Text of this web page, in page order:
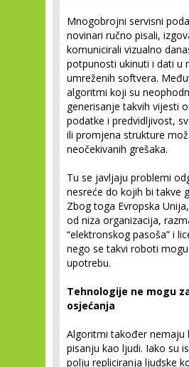
Mnogobrojni servisni
novinari ručno pisali,
komunicirali vizualno
potpunosti ukinuti i dati u
umreženih softvera.
algoritmi koji su
generisanje takvih vijesti
podatke i predvidljivost,
ili promjena strukture
neočekivanih grešaka.
Tu se javljaju problemi
nesreće do kojih bi takve
Zbog toga Evropska
od niza organizacija,
“elektronskog pasoša” i
nego se takvi roboti
upotrebu.
Tehnologije ne mogu
osjećanja
Algoritmi također nemaju
pisanju kao ljudi. Iako su
polju repliciranja ljudske